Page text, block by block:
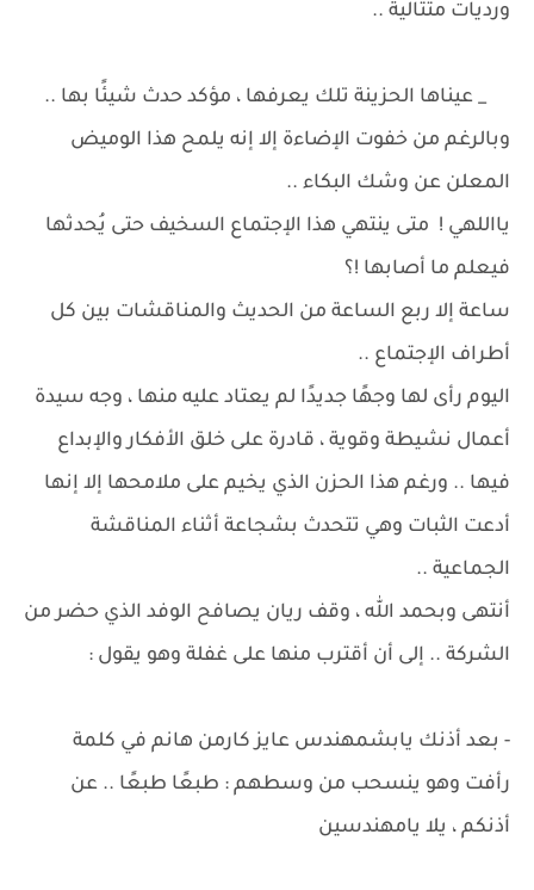
ورديات متتالية ..
_ عيناها الحزينة تلك يعرفها ، مؤكد حدث شيئًا بها ..
وبالرغم من خفوت الإضاءة إلا إنه يلمح هذا الوميض
المعلن عن وشك البكاء ..
يااللهي ! متى ينتهي هذا الإجتماع السخيف حتى يُحدثها
فيعلم ما أصابها !؟
ساعة إلا ربع الساعة من الحديث والمناقشات بين كل
أطراف الإجتماع ..
اليوم رأى لها وجهًا جديدًا لم يعتاد عليه منها ، وجه سيدة
أعمال نشيطة وقوية ، قادرة على خلق الأفكار والإبداع
فيها .. ورغم هذا الحزن الذي يخيم على ملامحها إلا إنها
أدعت الثبات وهي تتحدث بشجاعة أثناء المناقشة
الجماعية ..
أنتهى وبحمد الله ، وقف ريان يصافح الوفد الذي حضر من
الشركة .. إلى أن أقترب منها على غفلة وهو يقول :
- بعد أذنك يابشمهندس عايز كارمن هانم في كلمة
رأفت وهو ينسحب من وسطهم : طبعًا طبعًا .. عن
أذنكم ، يلا يامهندسين